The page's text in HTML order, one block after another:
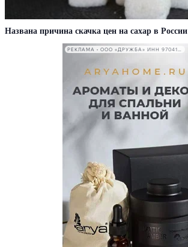
Названа причина скачка цен на сахар в России